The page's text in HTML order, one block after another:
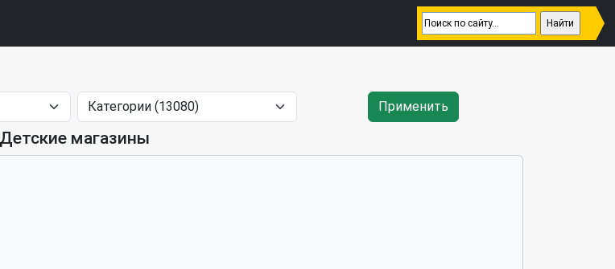
Применить
Детские магазины